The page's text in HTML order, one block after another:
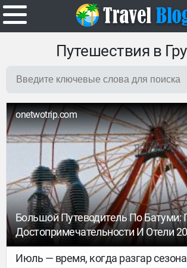
Путешествия в
onetwotrip.com
Большой Путеводитель По Батуми:
Достопримечательности И Отели
Июль — время, когда разгар